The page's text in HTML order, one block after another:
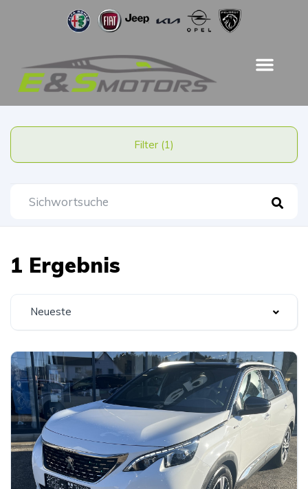
Filter (1)
1 Ergebnis
Neueste